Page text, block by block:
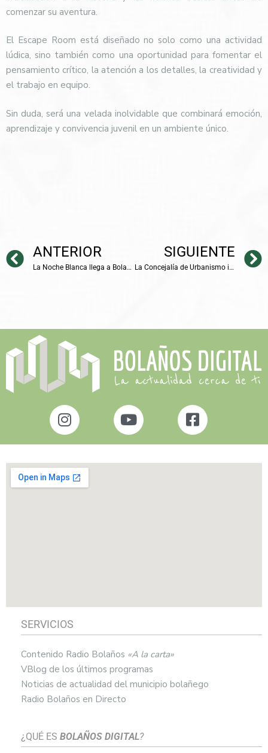
comenzar su aventura.
El Escape Room está diseñado no solo como una actividad
lúdica, sino también como una oportunidad para fomentar el
pensamiento crítico, la atención a los detalles, la creatividad y
el trabajo en equipo.
Sin duda, será una velada inolvidable que combinará emoción,
aprendizaje y convivencia juvenil en un ambiente único.
ANTERIOR
La Noche Blanca llega a Bolaños de Calatrava para impulsar el Pequeño Comercio
SIGUIENTE
La Concejalía de Urbanismo inicia el Desarrollo Urbanístico de las zonas de mayor urgencia en Bolaños de Calatrava
SERVICIOS
Contenido Radio Bolaños «A la carta»
VBlog de los últimos programas
Noticias de actualidad del municipio bolañego
Radio Bolaños en Directo
¿QUÉ ES BOLAÑOS DIGITAL?